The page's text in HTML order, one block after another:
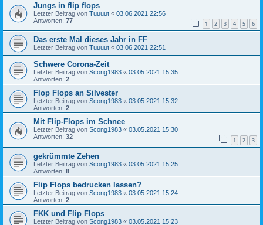
Jungs in flip flops
Letzter Beitrag von Tuuuut « 03.06.2021 22:56
Antworten: 77 1 2 3 4 5 6
Das erste Mal dieses Jahr in FF
Letzter Beitrag von Tuuuut « 03.06.2021 22:51
Schwere Corona-Zeit
Letzter Beitrag von Scong1983 « 03.05.2021 15:35
Antworten: 2
Flop Flops an Silvester
Letzter Beitrag von Scong1983 « 03.05.2021 15:32
Antworten: 2
Mit Flip-Flops im Schnee
Letzter Beitrag von Scong1983 « 03.05.2021 15:30
Antworten: 32 1 2 3
gekrümmte Zehen
Letzter Beitrag von Scong1983 « 03.05.2021 15:25
Antworten: 8
Flip Flops bedrucken lassen?
Letzter Beitrag von Scong1983 « 03.05.2021 15:24
Antworten: 2
FKK und Flip Flops
Letzter Beitrag von Scong1983 « 03.05.2021 15:23